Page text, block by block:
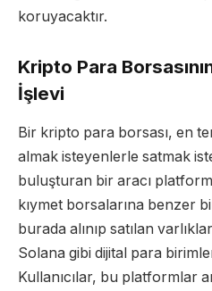
koruyacaktır.
Kripto Para
İşlevi
Bir kripto para borsası, en
almak isteyenlerle satmak
buluşturan bir aracı
kıymet borsalarına benzer
burada alınıp satılan
Solana gibi dijital para
Kullanıcılar, bu platformlar